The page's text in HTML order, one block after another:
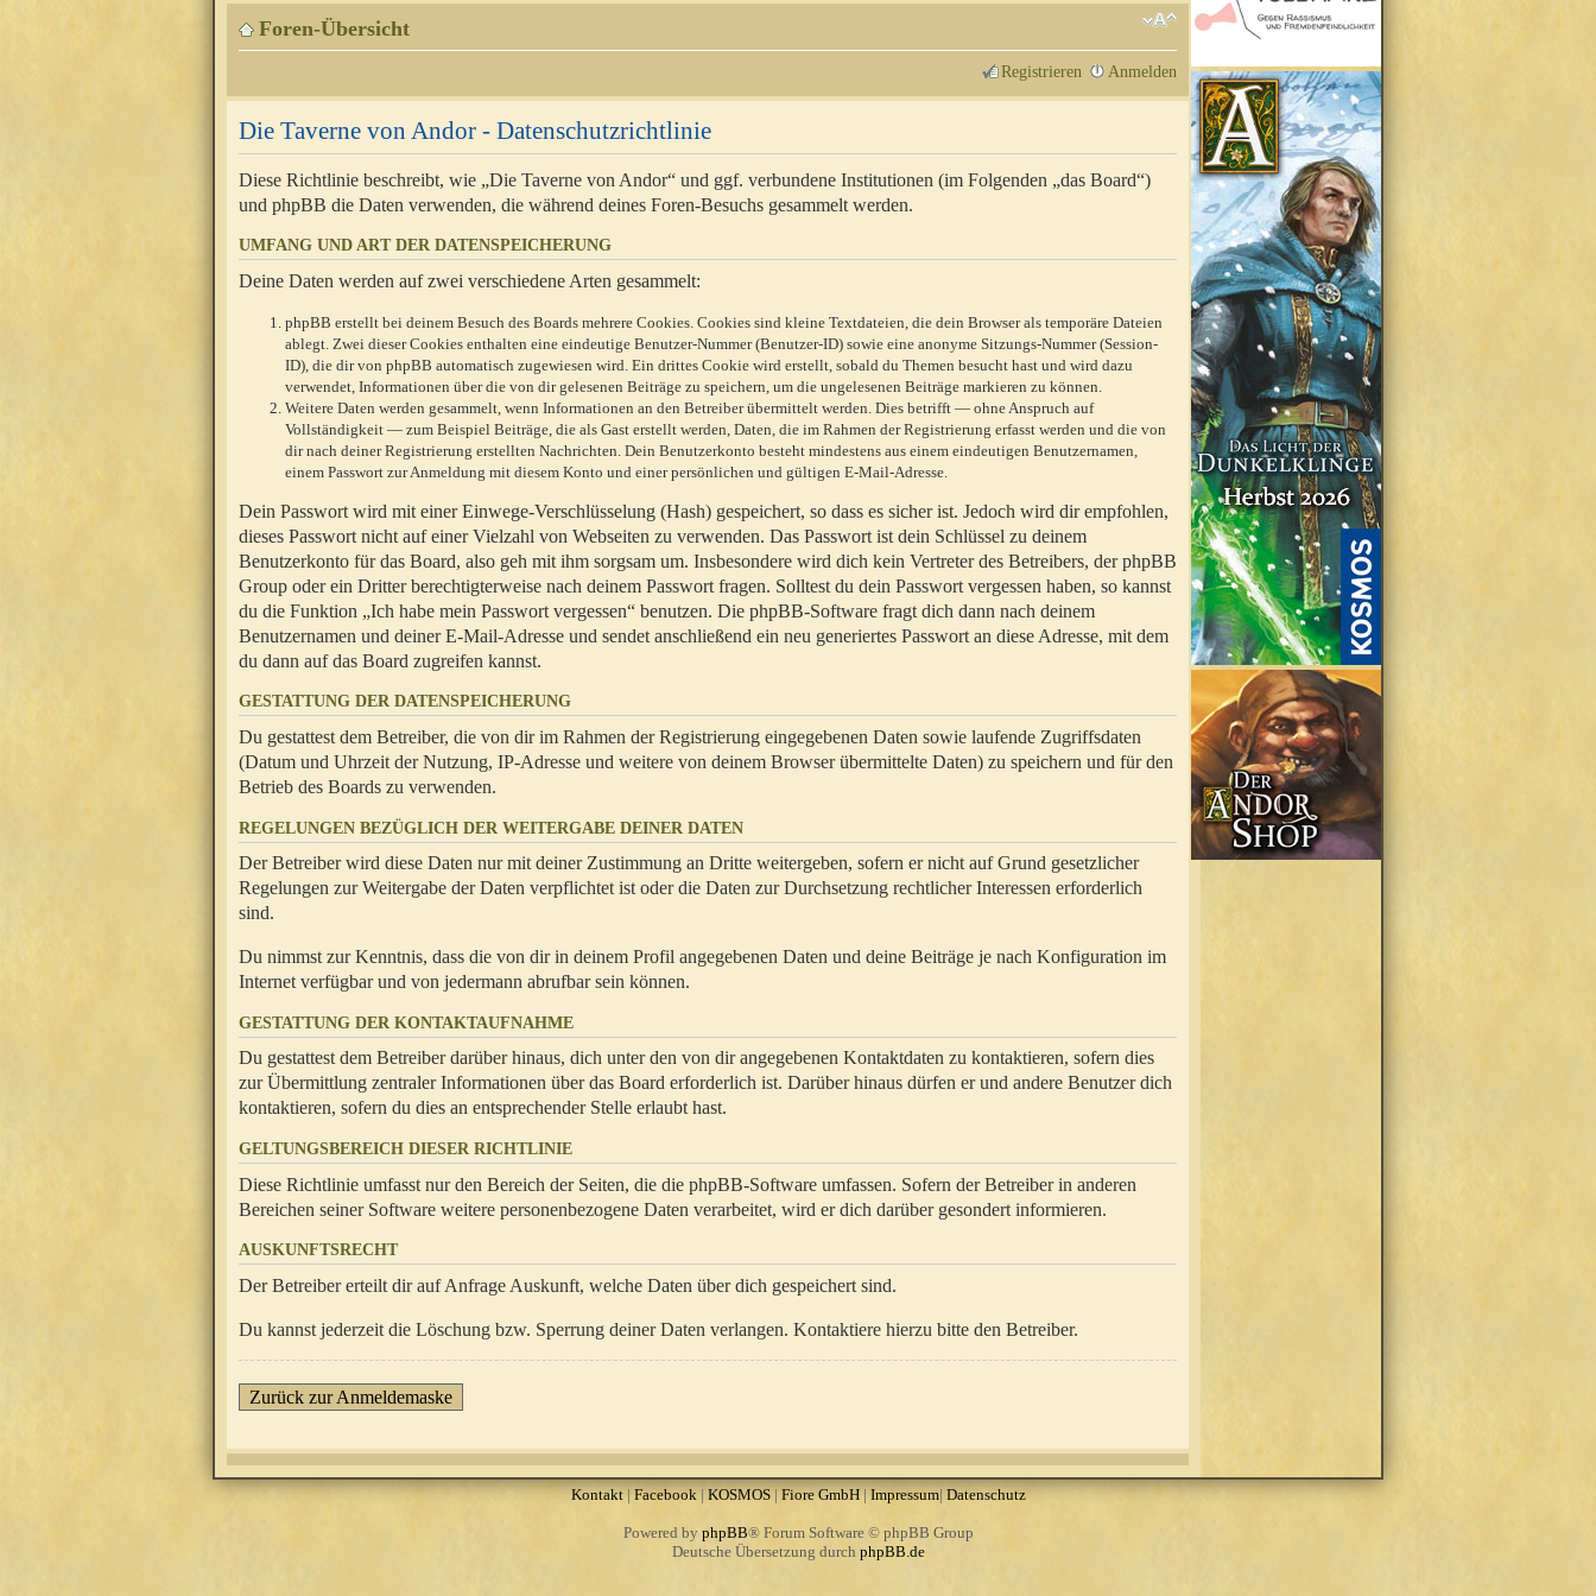
Foren-Übersicht
Registrieren Anmelden
Die Taverne von Andor - Datenschutzrichtlinie
Diese Richtlinie beschreibt, wie „Die Taverne von Andor“ und ggf. verbundene Institutionen (im Folgenden „das Board“)
und phpBB die Daten verwenden, die während deines Foren-Besuchs gesammelt werden.
UMFANG UND ART DER DATENSPEICHERUNG
Deine Daten werden auf zwei verschiedene Arten gesammelt:
phpBB erstellt bei deinem Besuch des Boards mehrere Cookies. Cookies sind kleine Textdateien, die dein Browser als temporäre Dateien
ablegt. Zwei dieser Cookies enthalten eine eindeutige Benutzer-Nummer (Benutzer-ID) sowie eine anonyme Sitzungs-Nummer (Session-
ID), die dir von phpBB automatisch zugewiesen wird. Ein drittes Cookie wird erstellt, sobald du Themen besucht hast und wird dazu
verwendet, Informationen über die von dir gelesenen Beiträge zu speichern, um die ungelesenen Beiträge markieren zu können.
Weitere Daten werden gesammelt, wenn Informationen an den Betreiber übermittelt werden. Dies betrifft — ohne Anspruch auf
Vollständigkeit — zum Beispiel Beiträge, die als Gast erstellt werden, Daten, die im Rahmen der Registrierung erfasst werden und die von
dir nach deiner Registrierung erstellten Nachrichten. Dein Benutzerkonto besteht mindestens aus einem eindeutigen Benutzernamen,
einem Passwort zur Anmeldung mit diesem Konto und einer persönlichen und gültigen E-Mail-Adresse.
Dein Passwort wird mit einer Einwege-Verschlüsselung (Hash) gespeichert, so dass es sicher ist. Jedoch wird dir empfohlen,
dieses Passwort nicht auf einer Vielzahl von Webseiten zu verwenden. Das Passwort ist dein Schlüssel zu deinem
Benutzerkonto für das Board, also geh mit ihm sorgsam um. Insbesondere wird dich kein Vertreter des Betreibers, der phpBB
Group oder ein Dritter berechtigterweise nach deinem Passwort fragen. Solltest du dein Passwort vergessen haben, so kannst
du die Funktion „Ich habe mein Passwort vergessen“ benutzen. Die phpBB-Software fragt dich dann nach deinem
Benutzernamen und deiner E-Mail-Adresse und sendet anschließend ein neu generiertes Passwort an diese Adresse, mit dem
du dann auf das Board zugreifen kannst.
GESTATTUNG DER DATENSPEICHERUNG
Du gestattest dem Betreiber, die von dir im Rahmen der Registrierung eingegebenen Daten sowie laufende Zugriffsdaten
(Datum und Uhrzeit der Nutzung, IP-Adresse und weitere von deinem Browser übermittelte Daten) zu speichern und für den
Betrieb des Boards zu verwenden.
REGELUNGEN BEZÜGLICH DER WEITERGABE DEINER DATEN
Der Betreiber wird diese Daten nur mit deiner Zustimmung an Dritte weitergeben, sofern er nicht auf Grund gesetzlicher
Regelungen zur Weitergabe der Daten verpflichtet ist oder die Daten zur Durchsetzung rechtlicher Interessen erforderlich
sind.
Du nimmst zur Kenntnis, dass die von dir in deinem Profil angegebenen Daten und deine Beiträge je nach Konfiguration im
Internet verfügbar und von jedermann abrufbar sein können.
GESTATTUNG DER KONTAKTAUFNAHME
Du gestattest dem Betreiber darüber hinaus, dich unter den von dir angegebenen Kontaktdaten zu kontaktieren, sofern dies
zur Übermittlung zentraler Informationen über das Board erforderlich ist. Darüber hinaus dürfen er und andere Benutzer dich
kontaktieren, sofern du dies an entsprechender Stelle erlaubt hast.
GELTUNGSBEREICH DIESER RICHTLINIE
Diese Richtlinie umfasst nur den Bereich der Seiten, die die phpBB-Software umfassen. Sofern der Betreiber in anderen
Bereichen seiner Software weitere personenbezogene Daten verarbeitet, wird er dich darüber gesondert informieren.
AUSKUNFTSRECHT
Der Betreiber erteilt dir auf Anfrage Auskunft, welche Daten über dich gespeichert sind.
Du kannst jederzeit die Löschung bzw. Sperrung deiner Daten verlangen. Kontaktiere hierzu bitte den Betreiber.
Zurück zur Anmeldemaske
Kontakt| Facebook|KOSMOS| Fiore GmbH| Impressum|Datenschutz
Powered by phpBB® Forum Software © phpBB Group
Deutsche Übersetzung durch phpBB.de